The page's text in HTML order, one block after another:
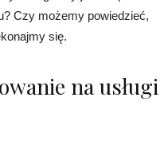
Czy możemy powiedzieć,
się.
na usługi